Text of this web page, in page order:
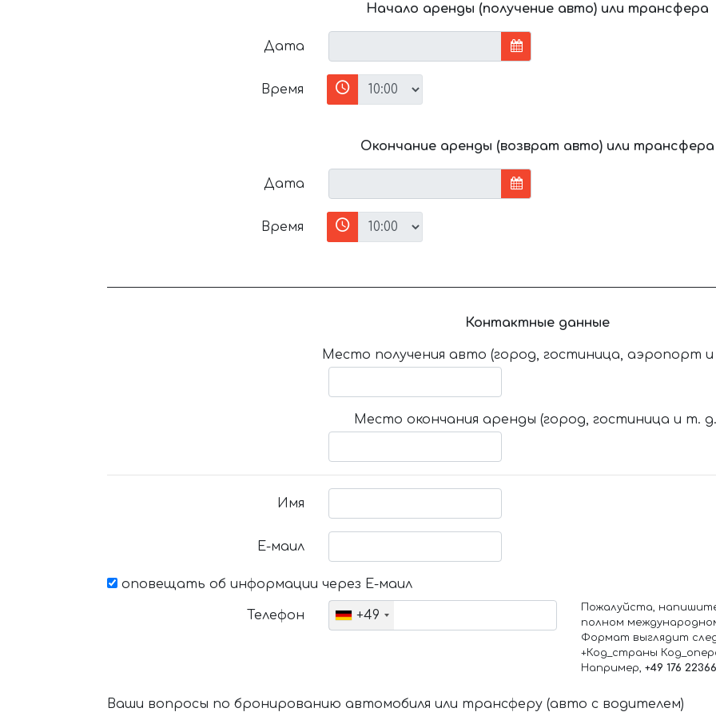
Начало аренды (получение авто) или трансфера
Дата
Время
Окончание аренды (возврат авто) или трансфера
Дата
Время
Контактные данные
Место получения авто (город, гостиница, аэропорт и
Место окончания аренды (город, гостиница и т.
Имя
Е-маил
оповещать об информации через Е-маил
Телефон +49
Пожалуйста,
полном
Формат выглядит
+Код_страны
Например, +49 176
Ваши вопросы по бронированию автомобиля или трансферу (авто с водителем)